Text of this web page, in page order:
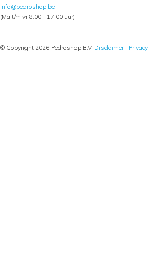
info@pedroshop.be
(Ma t/m vr 8.00 - 17.00 uur)
© Copyright 2026 Pedroshop B.V. Disclaimer| Privacy |